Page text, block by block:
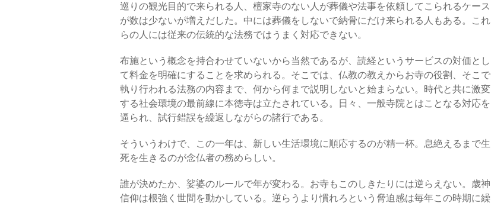
巡りの観光目的で来られる人、檀家寺のない人が葬儀や法事を依頼してこられるケース
が数は少ないが増えだした。中には葬儀をしないで納骨にだけ来られる人もある。これ
らの人には従来の伝統的な法務ではうまく対応できない。
布施という概念を持合わせていないから当然であるが、読経というサービスの対価とし
て料金を明確にすることを求められる。そこでは、仏教の教えからお寺の役割、そこで
執り行われる法務の内容まで、何から何まで説明しないと始まらない。時代と共に激変
する社会環境の最前線に本徳寺は立たされている。日々、一般寺院とはことなる対応を
逼られ、試行錯誤を繰返しながらの諸行である。
そういうわけで、この一年は、新しい生活環境に順応するのが精一杯。息絶えるまで生
死を生きるのが念仏者の務めらしい。
誰が決めたか、娑婆のルールで年が変わる。お寺もこのしきたりには逆らえない。歳神
信仰は根強く世間を動かしている。逆らうより慣れろという脅迫感は毎年この時期に繰